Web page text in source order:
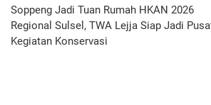
Soppeng Jadi Tuan Rumah HKAN 2026
Regional Sulsel, TWA Lejja Siap Jadi
Kegiatan Konservasi